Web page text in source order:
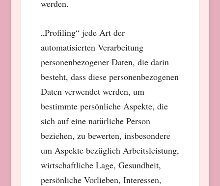
werden.
„Profiling“ jede Art der
automatisierten Verarbeitung
personenbezogener Daten, die darin
besteht, dass diese personenbezogenen
Daten verwendet werden, um
bestimmte persönliche Aspekte, die
sich auf eine natürliche Person
beziehen, zu bewerten, insbesondere
um Aspekte bezüglich Arbeitsleistung,
wirtschaftliche Lage, Gesundheit,
persönliche Vorlieben, Interessen,